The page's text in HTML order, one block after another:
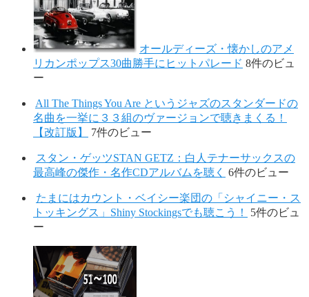
オールディーズ・懐かしのアメ
リカンポップス30曲勝手にヒットパレード 8件のビュ
ー
All The Things You Are というジャズのスタンダードの
名曲を一挙に３３組のヴァージョンで聴きまくる！
【改訂版】
7件のビュー
スタン・ゲッツSTAN GETZ：白人テナーサックスの
最高峰の傑作・名作CDアルバムを聴く 6件のビュー
たまにはカウント・ベイシー楽団の「シャイニー・ス
トッキングス」Shiny Stockingsでも聴こう！
5件のビュ
ー